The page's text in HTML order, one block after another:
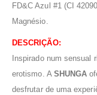
FD&C Azul #1 (CI
Magnésio.
DESCRIÇÃO:
Inspirado num sensual
erotismo. A SHUNGA
desfrutar de uma